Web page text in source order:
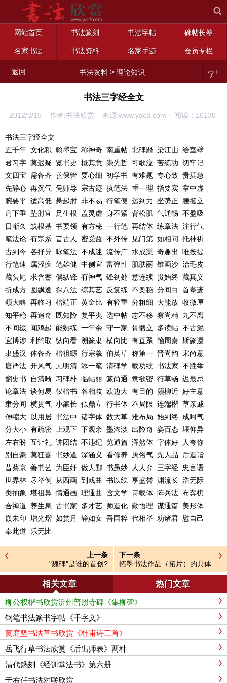
网站首页 书法篆刻 书法字帖 碑帖长卷
名家书法 书法资料 名家手迹 会员专栏
返回 书法资料 >理论知识 字+
书法三字经全文
2012/3/15 作者:书法欣赏 来源:www.yac8.com 阅读： 10130
书法三字经全文
五千年 文化积 翰墨宝 称神奇 南重帖 北碑靡 染江山 绘室壁
君习字 莫迟疑 览书史 概其意 崇先哲 可歌泣 苦练功 切牢记
文四宝 需备齐 善保管 要心细 初学书 有难题 专心致 贵莫急
先静心 再沉气 凭师导 宗古迹 执笔法 重一理 指要实 掌中虚
腕要平 适高低 悬起肘 非不易 行笔便 运到力 坐势正 腰挺立
肩下垂 坠肘宜 足生根 盖灵虚 身不紧 背松肌 气通畅 不盈吸
日渐久 筑根基 书要领 有方秘 一行笔 再结体 练章法 注行气
笔法论 有宗系 昔古人 密受益 不外传 见门第 如相问 托神祈
古到今 各抒异 咏笔法 不成迷 流传广 水成渠 奇趣出 唯按提
行笔速 属涩疾 笔雄健 中侧宜 富弹性 肌肤丽 锥画沙 治毛皮
藏头尾 求含蓄 偶纵锋 有神气 锋到处 意连续 贯始终 藏真义
折成方 圆飘逸 探八法 综其艺 反复练 不奥秘 分间白 首摹迹
领大略 再临习 楷端正 黄金比 有轻重 分粗细 大能放 收微厘
知平稳 再追奇 既知险 复平夷 选中帖 志不移 察尚精 九不离
不间辍 闻鸡起 能熟练 一年余 守一家 骨骼立 多读帖 不古泥
宜博涉 利约取 纵向看 溯篆隶 横向比 有直系 籀周秦 斯篆遗
隶盛汉 体备齐 楷祖繇 行宗羲 伯英草 称第一 晋尚韵 宋尚意
唐严法 开风气 元明清 添一笔 清碑学 载功绩 书法家 不胜举
翻史书 自清晰 习碑朴 临帖丽 篆尚通 隶欲密 行草畅 迟最忌
论章法 谈何易 仅楷书 各相歧 欧边大 有目的 颜柳近 好主意
隶分间 横贯气 小篆长 似鼎立 行书体 不局限 连端楷 草亲戚
伸缩大 以用居 书法中 诸字体 数大草 难布局 始到终 成呵气
分大小 有疏密 上观下 下观余 墨浓淡 出险奇 姿百态 堰仰异
左右盼 互让礼 讲团结 不违纪 览通篇 浑然体 字体好 人夸你
别自豪 莫狂喜 书妙道 深涵义 看修养 厌俗气 先人品 后造诣
昔蔡京 善书艺 为臣奸 做人鄙 书虽妙 人人弃 三字经 忠言语
世界林 尽举例 从西画 到戏曲 书以线 享盛誉 渊流长 浩无际
类抽象 堪祖鼻 情通画 理通曲 含文学 诗载体 阵兵法 布弈棋
合禅道 养生息 古书家 多才艺 师造化 勤悟理 谋通篇 美形体
嵌朱印 增光熠 如赏月 静如女 吾国粹 代相举 劝诸君 慰自己
奉此道 乐无比
上一条
"魏碑"是谁的首创?
下一条
拓墨书法作品（拓片）的具体
操作方法和步骤?
相关文章 热门文章
柳公权楷书欣赏沂州普照寺碑《集柳碑》
钢笔书法篆书字帖《千字文》
黄庭坚书法草书欣赏《杜甫诗三首》
岳飞行草书法欣赏《后出师表》两种
清代鐫刻《经训堂法书》第六册
于右任书法对联欣赏